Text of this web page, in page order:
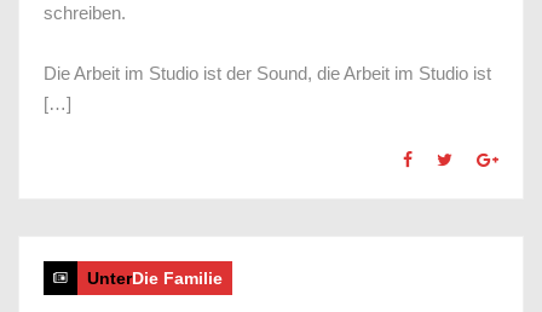
schreiben.
Die Arbeit im Studio ist der Sound, die Arbeit im Studio ist
[…]
UnterDie Familie